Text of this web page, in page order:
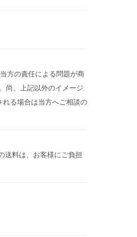
方の責任による問題が商
尚、上記以外のイメージ
る場合は当方へご相談の
送料は、お客様にご負担